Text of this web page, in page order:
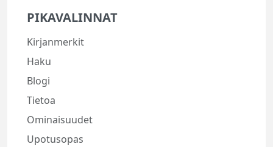
PIKAVALINNAT
Kirjanmerkit
Haku
Blogi
Tietoa
Ominaisuudet
Upotusopas